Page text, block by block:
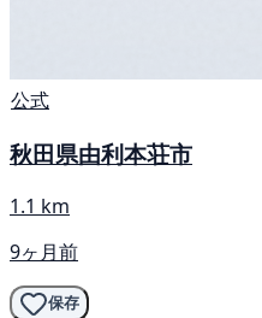
公式
秋田県由利本荘市
1.1 km
9ヶ月前
保存